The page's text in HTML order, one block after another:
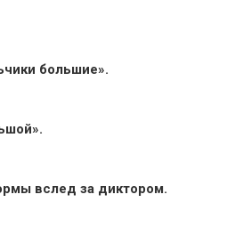
большие».
вслед за диктором.